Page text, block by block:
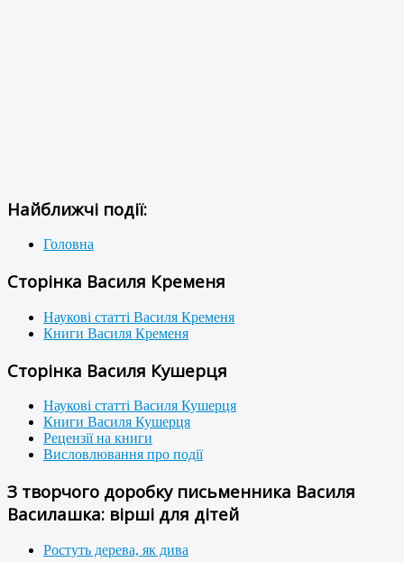
Найближчі події:
Головна
Сторінка Василя Кременя
Наукові статті Василя Кременя
Книги Василя Кременя
Сторінка Василя Кушерця
Наукові статті Василя Кушерця
Книги Василя Кушерця
Рецензії на книги
Висловлювання про події
З творчого доробку письменника Василя
Василашка: вірші для дітей
Ростуть дерева, як дива